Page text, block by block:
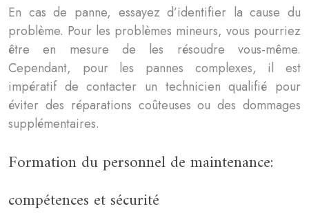
En cas de panne, essayez d’identifier la cause du
problème. Pour les problèmes mineurs, vous pourriez
être en mesure de les résoudre vous-même.
Cependant, pour les pannes complexes, il est
impératif de contacter un technicien qualifié pour
éviter des réparations coûteuses ou des dommages
supplémentaires.
Formation du personnel de maintenance:
compétences et sécurité